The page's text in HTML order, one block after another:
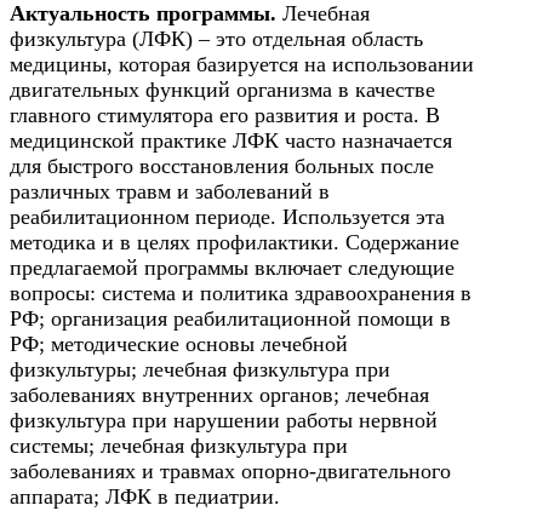
Экологическая безопасность в
промышленности
Управление охраной труда.
Техносферная безопасность
Допуски
Безопасность труда
Экономика и управление
Управление производством
общественного питания в
организации
Актуальность программы. Лечебная
физкультура (ЛФК) – это отдельная область
медицины, которая базируется на использовании
двигательных функций организма в качестве
главного стимулятора его развития и роста. В
медицинской практике ЛФК часто назначается
для быстрого восстановления больных после
различных травм и заболеваний в
реабилитационном периоде. Используется эта
методика и в целях профилактики. Содержание
предлагаемой программы включает следующие
вопросы: система и политика здравоохранения в
РФ; организация реабилитационной помощи в
РФ; методические основы лечебной
физкультуры; лечебная физкультура при
заболеваниях внутренних органов; лечебная
физкультура при нарушении работы нервной
системы; лечебная физкультура при
заболеваниях и травмах опорно-двигательного
аппарата; ЛФК в педиатрии.